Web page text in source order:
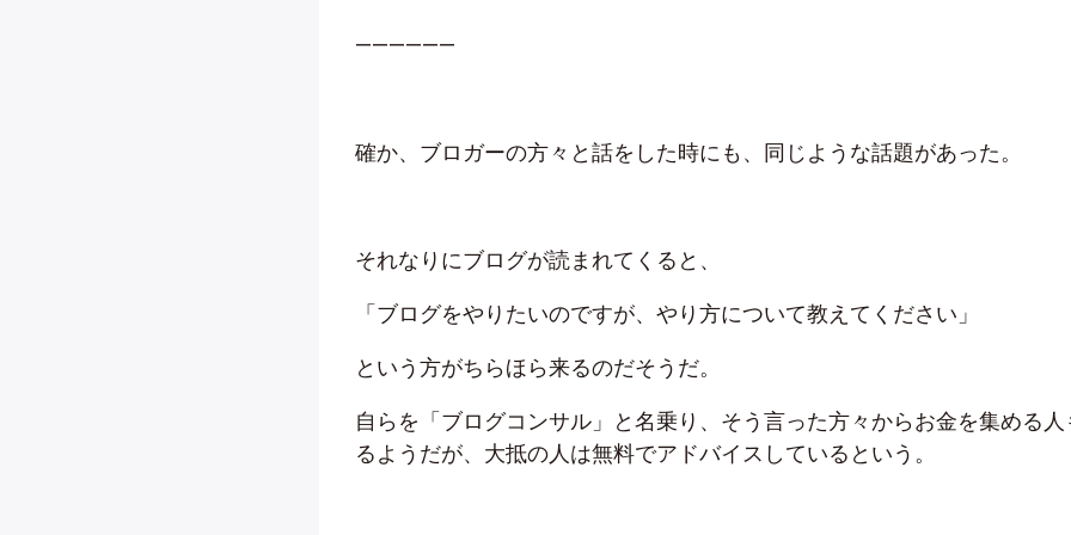
——————
確か、ブロガーの方々と話をした時にも、同じような話題があった。
それなりにブログが読まれてくると、
「ブログをやりたいのですが、やり方について教えてください」
という方がちらほら来るのだそうだ。
自らを「ブログコンサル」と名乗り、そう言った方々からお金を集める人
るようだが、大抵の人は無料でアドバイスしているという。